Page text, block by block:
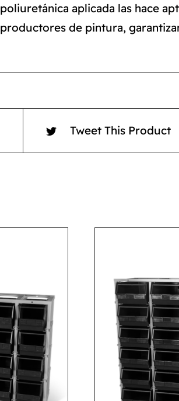
poliuretánica aplicada las hace
productores de pintura,
Tweet This Product